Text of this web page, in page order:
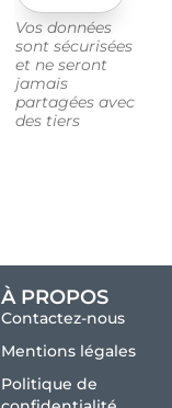
Vos données
sont sécurisées
et ne seront
jamais
partagées avec
des tiers
À PROPOS
Contactez-nous
Mentions légales
Politique de